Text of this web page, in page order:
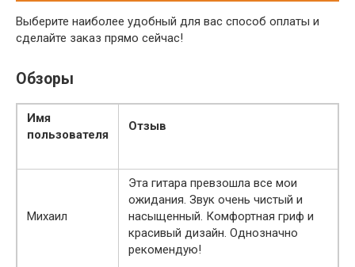
Выберите наиболее удобный для вас способ оплаты и
сделайте заказ прямо сейчас!
Обзоры
Имя
пользователя
Отзыв
Михаил
Эта гитара превзошла все мои
ожидания. Звук очень чистый и
насыщенный. Комфортная гриф и
красивый дизайн. Однозначно
рекомендую!